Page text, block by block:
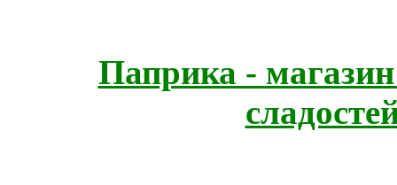
Паприка -